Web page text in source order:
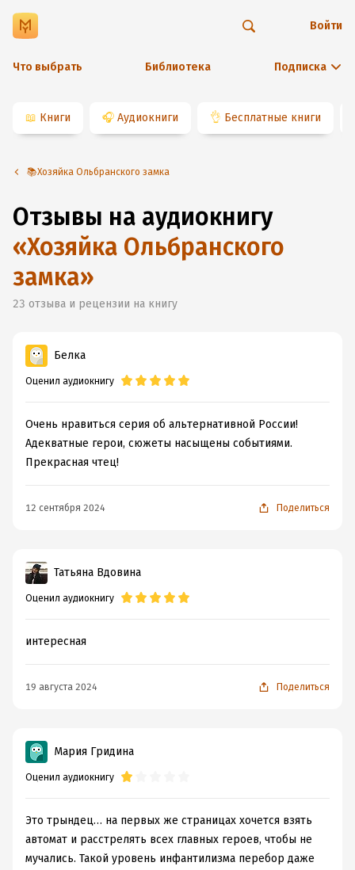
Что выбрать Библиотека Подписка
Войти
📖 Книги 🎧 Аудиокниги 👌 Бесплатные книги
📚Хозяйка Ольбранского замка
Отзывы на аудиокнигу
«Хозяйка Ольбранского
замка»
23 отзыва и рецензии на книгу
Белка
Оценил аудиокнигу
Очень нравиться серия об альтернативной России!
Адекватные герои, сюжеты насыщены событиями.
Прекрасная чтец!
12 сентября 2024 Поделиться
Татьяна Вдовина
Оценил аудиокнигу
интересная
19 августа 2024 Поделиться
Мария Гридина
Оценил аудиокнигу
Это трындец… на первых же страницах хочется взять
автомат и расстрелять всех главных героев, чтобы не
мучались. Такой уровень инфантилизма перебор даже